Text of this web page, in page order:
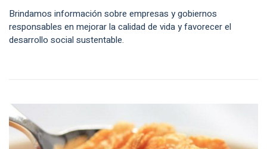
Brindamos información sobre empresas y gobiernos
responsables en mejorar la calidad de vida y favorecer el
desarrollo social sustentable.